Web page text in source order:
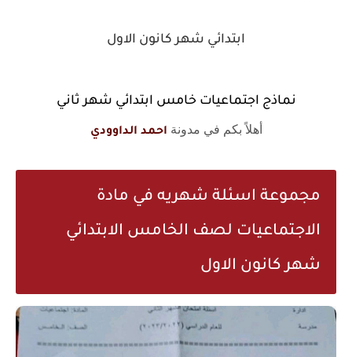
ابتدائي شهر كانون الاول
نماذج اجتماعيات خامس ابتدائي شهر ثاني
أهلاً بكم في مدونة احمد الداوودي
مجموعة اسئلة شهريه في مادة
الاجتماعيات لصف الخامس الابتدائي
شهر كانون الاول